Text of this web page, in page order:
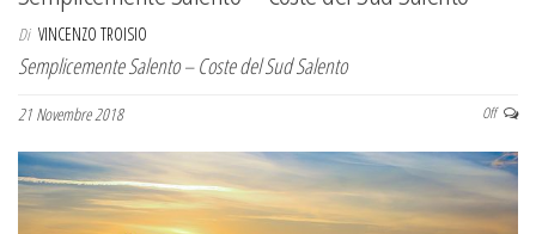
Di VINCENZO TROISIO
Semplicemente Salento – Coste del Sud Salento
21 Novembre 2018 Off